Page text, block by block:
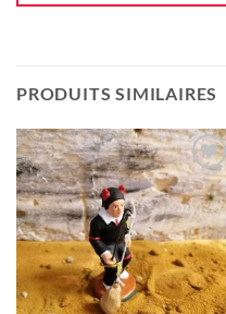
PRODUITS SIMILAIRES
Ajouter
à la liste
d'envie